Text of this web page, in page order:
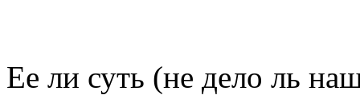
Ее ли суть (не дело ль